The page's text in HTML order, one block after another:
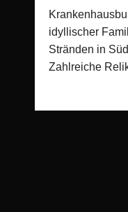
idyllischer
Stränden in
Zahlreiche